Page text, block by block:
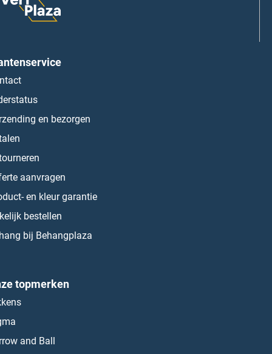
en bezorgen
aanvragen
en kleur garantie
bestellen
bij Behangplaza
topmerken
and Ball